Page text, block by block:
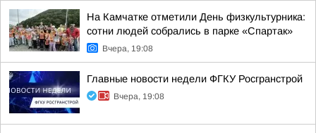
На Камчатке отметили День физкультурника:
сотни людей собрались в парке «Спартак»
Вчера, 19:08
Главные новости недели ФГКУ Росгранстрой
Вчера, 19:08